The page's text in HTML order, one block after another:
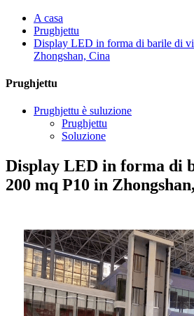
A casa
Prughjettu
Display LED in forma di barile di
Zhongshan, Cina
Prughjettu
Prughjettu è suluzione
Prughjettu
Soluzione
Display LED in forma di
200 mq P10 in